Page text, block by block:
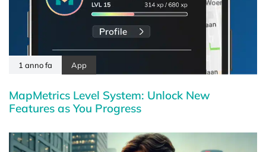
1 anno fa App
MapMetrics Level System: Unlock New
Features as You Progress